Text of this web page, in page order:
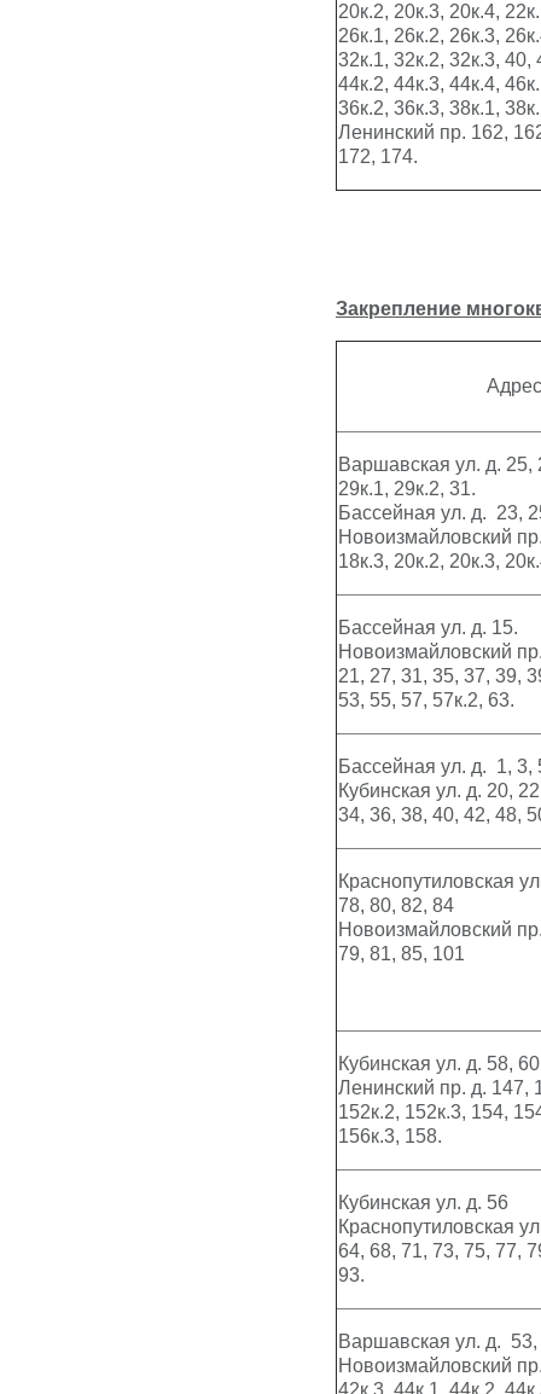
20к.2, 20к.3, 20к.4,
26к.1, 26к.2, 26к.3,
32к.1, 32к.2, 32к.3, 40,
44к.2, 44к.3, 44к.4,
36к.2, 36к.3, 38к.1,
Ленинский пр. 162,
172, 174.
Закрепление
Адрес
Варшавская ул. д. 25,
29к.1, 29к.2, 31.
Бассейная ул. д. 23,
Новоизмайловский
18к.3, 20к.2, 20к.3,
Бассейная ул. д. 15.
Новоизмайловский
21, 27, 31, 35, 37, 39,
53, 55, 57, 57к.2, 63.
Бассейная ул. д. 1, 3,
Кубинская ул. д. 20,
34, 36, 38, 40, 42, 48,
Краснопутиловская
78, 80, 82, 84
Новоизмайловский
79, 81, 85, 101
Кубинская ул. д. 58,
Ленинский пр. д. 147,
152к.2, 152к.3, 154,
156к.3, 158.
Кубинская ул. д. 56
Краснопутиловская
64, 68, 71, 73, 75, 77,
93.
Варшавская ул. д. 53,
Новоизмайловский
42к.3, 44к.1, 44к.2,